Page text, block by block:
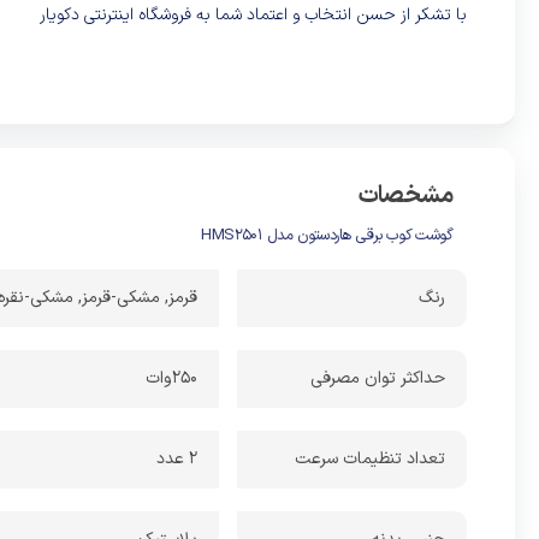
با تشکر از حسن انتخاب و اعتماد شما به فروشگاه اینترنتی دکویار
مشخصات
گوشت کوب برقی هاردستون مدل HMS2501
رنگ قرمز, مشکی-قرمز, مشکی-
حداکثر توان مصرفی 250وات
تعداد تنظیمات سرعت 2 عدد